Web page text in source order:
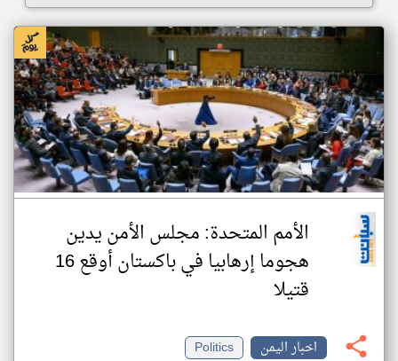
الأمم المتحدة: مجلس الأمن يدين
هجوما إرهابيا في باكستان أوقع 16
قتيلا
اخبار اليمن
Politics